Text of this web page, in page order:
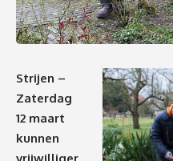
Strijen –
Zaterdag
12 maart
kunnen